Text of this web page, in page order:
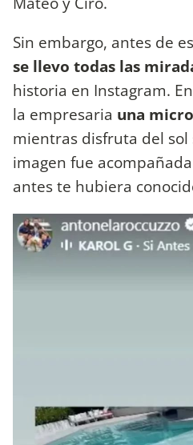
Sin embargo, antes de
se llevo todas las
historia en Instagram.
la empresaria una
mientras disfruta del sol
imagen fue
antes te hubiera